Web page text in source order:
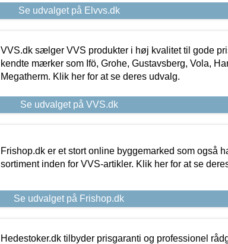
Se udvalget på Elvvs.dk
VVS.dk sælger VVS produkter i høj kvalitet til gode
kendte mærker som Ifö, Grohe, Gustavsberg, Vola,
Megatherm. Klik her for at se deres udvalg.
Se udvalget på VVS.dk
Frishop.dk er et stort online byggemarked som også
sortiment inden for VVS-artikler. Klik her for at se
Se udvalget på Frishop.dk
Hedestoker.dk tilbyder prisgaranti og professionel